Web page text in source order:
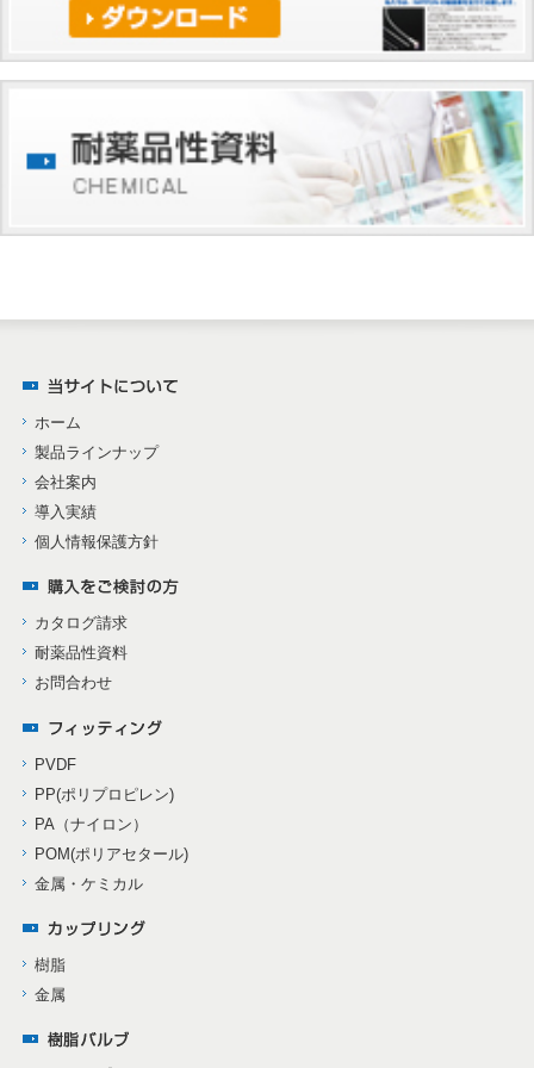
ホーム
製品ラインナップ
会社案内
導入実績
個人情報保護方針
カタログ請求
耐薬品性資料
お問合わせ
PVDF
PP(ポリプロピレン)
PA（ナイロン）
POM(ポリアセタール)
金属・ケミカル
樹脂
金属